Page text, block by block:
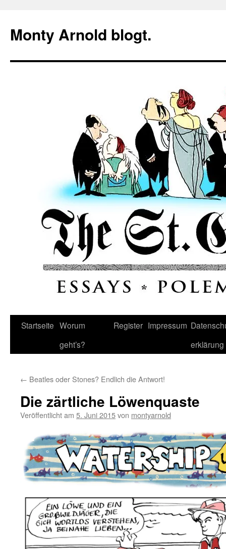
springen
Monty Arnold blogt.
Startseite Worum
geht’s?
Register Impressum
erklärung
← Beatles oder Stones? Endlich die Antwort!
Die zärtliche Löwenquaste
Veröffentlicht am 5. Juni 2015von montyarnold